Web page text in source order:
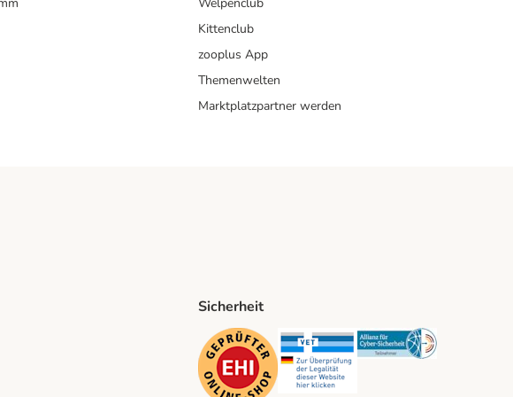
Kittenclub
zooplus App
Themenwelten
Marktplatzpartner werden
Method
Sicherheit
Security Security Security